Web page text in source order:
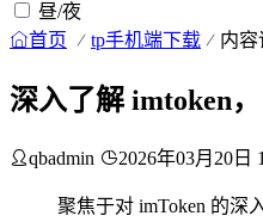
昼/夜
首页 tp手机端下载 内容
深入了解 imtoken，
qbadmin 2026年03月20日
聚焦于对 imToken 的深